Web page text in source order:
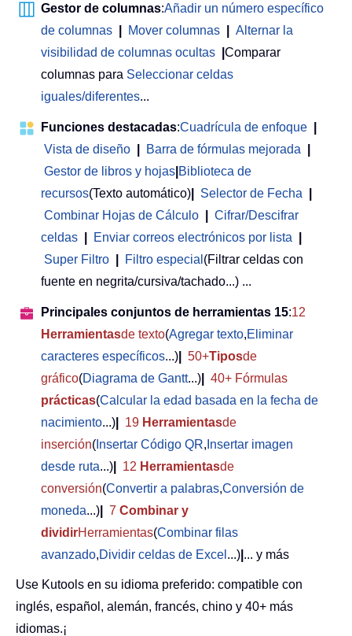
Gestor de columnas:Añadir un número específico
de columnas
Mover columnas
Alternar la
visibilidad de columnas ocultas
Comparar
columnas para Seleccionar celdas
iguales/diferentes...
Funciones destacadas:Cuadrícula de enfoque
Vista de diseño
Barra de fórmulas mejorada
Gestor de libros y hojas Biblioteca de
recursos(Texto automático) Selector de Fecha
Combinar Hojas de Cálculo
Cifrar/Descifrar
celdas
Enviar correos electrónicos por lista
Super Filtro
Filtro especial (Filtrar celdas con
fuente en negrita/cursiva/tachado...) ...
Principales conjuntos de herramientas 15:12
Herramientasde texto(Agregar texto,Eliminar
caracteres específicos...) 50+Tiposde
gráfico(Diagrama de Gantt...)
40+ Fórmulas
prácticas(Calcular la edad basada en la fecha de
nacimiento...) 19 Herramientasde
inserción( Insertar Código QR, Insertar imagen
desde ruta...) 12 Herramientasde
conversión(Convertir a palabras,Conversión de
moneda...) 7 Combinar y
dividirHerramientas(Combinar filas
avanzado,Dividir celdas de Excel ...) ... y más
Use Kutools en su idioma preferido: compatible con
inglés, español, alemán, francés, chino y 40+ más
idiomas.¡